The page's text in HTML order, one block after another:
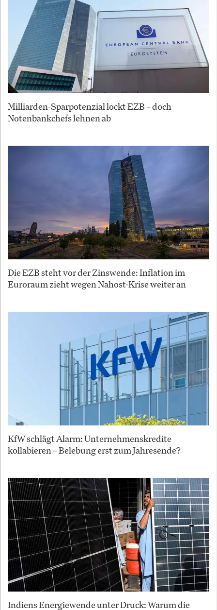
Milliarden-Sparpotenzial lockt EZB – doch
Notenbankchefs lehnen ab
Die EZB steht vor der Zinswende: Inflation im
Euroraum zieht wegen Nahost-Krise weiter an
KfW schlägt Alarm: Unternehmenskredite
kollabieren – Belebung erst zum Jahresende?
Indiens Energiewende unter Druck: Warum die